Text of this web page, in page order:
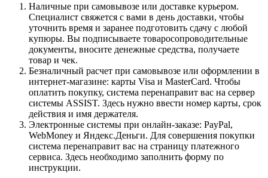
Наличные при самовывозе или доставке курьером.
Специалист свяжется с вами в день доставки, чтобы
уточнить время и заранее подготовить сдачу с любой
купюры. Вы подписываете товаросопроводительные
документы, вносите денежные средства, получаете
товар и чек.
Безналичный расчет при самовывозе или оформлении в
интернет-магазине: карты Visa и MasterCard. Чтобы
оплатить покупку, система перенаправит вас на сервер
системы ASSIST. Здесь нужно ввести номер карты, срок
действия и имя держателя.
Электронные системы при онлайн-заказе: PayPal,
WebMoney и Яндекс.Деньги. Для совершения покупки
система перенаправит вас на страницу платежного
сервиса. Здесь необходимо заполнить форму по
инструкции.